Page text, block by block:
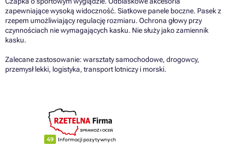
zapewniające wysoką widoczność. Siatkowe panele boczne. Pasek z
rzepem umożliwiający regulację rozmiaru. Ochrona głowy przy
czynnościach nie wymagających kasku. Nie służy jako zamiennik
kasku.
Zalecane zastosowanie: warsztaty samochodowe, drogowcy,
przemysł lekki, logistyka, transport lotniczy i morski.